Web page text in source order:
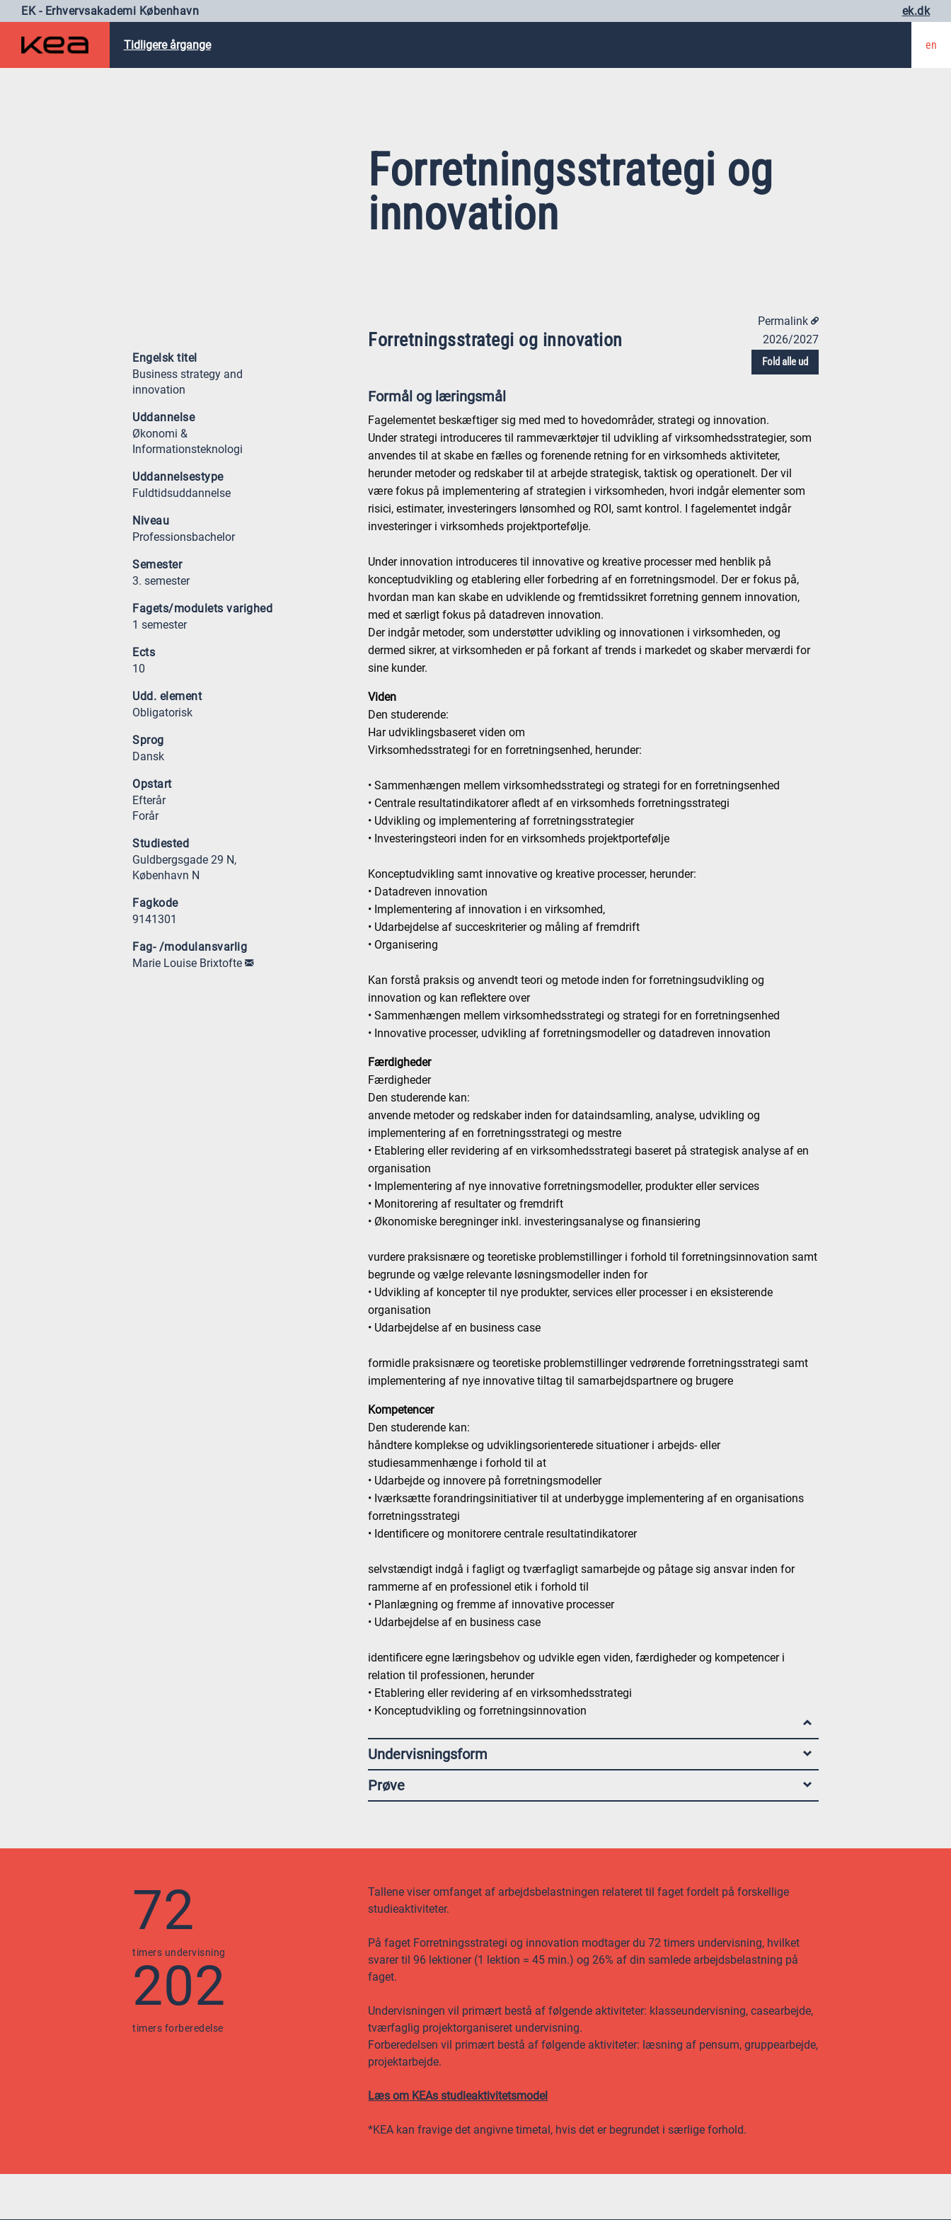
EK - Erhvervsakademi København ek.dk
Tidligere årgange en
Forretningsstrategi og
innovation
Permalink
Forretningsstrategi og innovation
2026/2027
Engelsk titel
Business strategy and
innovation
Uddannelse
Økonomi &
Informationsteknologi
Uddannelsestype
Fuldtidsuddannelse
Niveau
Professionsbachelor
Semester
3. semester
Fagets/modulets varighed
1 semester
Ects
10
Udd. element
Obligatorisk
Sprog
Dansk
Opstart
Efterår
Forår
Studiested
Guldbergsgade 29 N,
København N
Fagkode
9141301
Fag- /modulansvarlig
Marie Louise Brixtofte
Fold alle ud
Formål og læringsmål
Fagelementet beskæftiger sig med med to hovedområder, strategi og innovation.
Under strategi introduceres til rammeværktøjer til udvikling af virksomhedsstrategier, som
anvendes til at skabe en fælles og forenende retning for en virksomheds aktiviteter,
herunder metoder og redskaber til at arbejde strategisk, taktisk og operationelt. Der vil
være fokus på implementering af strategien i virksomheden, hvori indgår elementer som
risici, estimater, investeringers lønsomhed og ROI, samt kontrol. I fagelementet indgår
investeringer i virksomheds projektportefølje.
Under innovation introduceres til innovative og kreative processer med henblik på
konceptudvikling og etablering eller forbedring af en forretningsmodel. Der er fokus på,
hvordan man kan skabe en udviklende og fremtidssikret forretning gennem innovation,
med et særligt fokus på datadreven innovation.
Der indgår metoder, som understøtter udvikling og innovationen i virksomheden, og
dermed sikrer, at virksomheden er på forkant af trends i markedet og skaber merværdi for
sine kunder.
Viden
Den studerende:
Har udviklingsbaseret viden om
Virksomhedsstrategi for en forretningsenhed, herunder:
• Sammenhængen mellem virksomhedsstrategi og strategi for en forretningsenhed
• Centrale resultatindikatorer afledt af en virksomheds forretningsstrategi
• Udvikling og implementering af forretningsstrategier
• Investeringsteori inden for en virksomheds projektportefølje
Konceptudvikling samt innovative og kreative processer, herunder:
• Datadreven innovation
• Implementering af innovation i en virksomhed,
• Udarbejdelse af succeskriterier og måling af fremdrift
• Organisering
Kan forstå praksis og anvendt teori og metode inden for forretningsudvikling og
innovation og kan reflektere over
• Sammenhængen mellem virksomhedsstrategi og strategi for en forretningsenhed
• Innovative processer, udvikling af forretningsmodeller og datadreven innovation
Færdigheder
Færdigheder
Den studerende kan:
anvende metoder og redskaber inden for dataindsamling, analyse, udvikling og
implementering af en forretningsstrategi og mestre
• Etablering eller revidering af en virksomhedsstrategi baseret på strategisk analyse af en
organisation
• Implementering af nye innovative forretningsmodeller, produkter eller services
• Monitorering af resultater og fremdrift
• Økonomiske beregninger inkl. investeringsanalyse og finansiering
vurdere praksisnære og teoretiske problemstillinger i forhold til forretningsinnovation samt
begrunde og vælge relevante løsningsmodeller inden for
• Udvikling af koncepter til nye produkter, services eller processer i en eksisterende
organisation
• Udarbejdelse af en business case
formidle praksisnære og teoretiske problemstillinger vedrørende forretningsstrategi samt
implementering af nye innovative tiltag til samarbejdspartnere og brugere
Kompetencer
Den studerende kan:
håndtere komplekse og udviklingsorienterede situationer i arbejds- eller
studiesammenhænge i forhold til at
• Udarbejde og innovere på forretningsmodeller
• Iværksætte forandringsinitiativer til at underbygge implementering af en organisations
forretningsstrategi
• Identificere og monitorere centrale resultatindikatorer
selvstændigt indgå i fagligt og tværfagligt samarbejde og påtage sig ansvar inden for
rammerne af en professionel etik i forhold til
• Planlægning og fremme af innovative processer
• Udarbejdelse af en business case
identificere egne læringsbehov og udvikle egen viden, færdigheder og kompetencer i
relation til professionen, herunder
• Etablering eller revidering af en virksomhedsstrategi
• Konceptudvikling og forretningsinnovation
Undervisningsform
Prøve
72
timers undervisning
202
timers forberedelse
Tallene viser omfanget af arbejdsbelastningen relateret til faget fordelt på forskellige
studieaktiviteter.
På faget Forretningsstrategi og innovation modtager du 72 timers undervisning, hvilket
svarer til 96 lektioner (1 lektion = 45 min.) og 26% af din samlede arbejdsbelastning på
faget.
Undervisningen vil primært bestå af følgende aktiviteter: klasseundervisning, casearbejde,
tværfaglig projektorganiseret undervisning.
Forberedelsen vil primært bestå af følgende aktiviteter: læsning af pensum, gruppearbejde,
projektarbejde.
Læs om KEAs studieaktivitetsmodel
*KEA kan fravige det angivne timetal, hvis det er begrundet i særlige forhold.